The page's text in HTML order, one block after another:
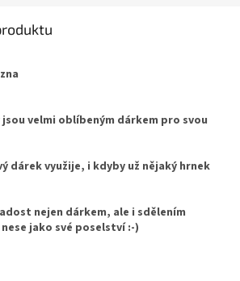
velmi oblíbeným dárkem pro svou
dárek využije, i kdyby už nějaký hrnek
nejen dárkem, ale i sdělením
jako své poselství :-)